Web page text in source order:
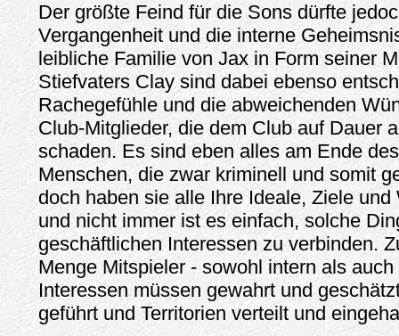
Der größte Feind für die Sons dürfte
Vergangenheit und die interne
leibliche Familie von Jax in Form seiner
Stiefvaters Clay sind dabei ebenso
Rachegefühle und die abweichenden
Club-Mitglieder, die dem Club auf Dauer
schaden. Es sind eben alles am Ende
Menschen, die zwar kriminell und somit
doch haben sie alle Ihre Ideale, Ziele
und nicht immer ist es einfach, solche
geschäftlichen Interessen zu verbinden.
Menge Mitspieler - sowohl intern als
Interessen müssen gewahrt und
geführt und Territorien verteilt und